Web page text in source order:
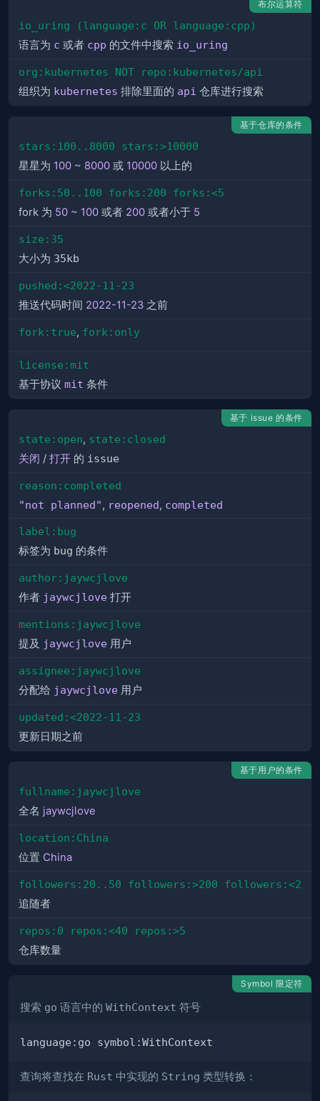
布尔运算符
io_uring (language:c OR language:cpp)
语言为 c 或者 cpp 的文件中搜索 io_uring
org:kubernetes NOT repo:kubernetes/api
组织为 kubernetes 排除里面的 api 仓库进行搜索
基于仓库的条件
stars:100..8000 stars:>10000
星星为 100 ~ 8000 或 10000 以上的
forks:50..100 forks:200 forks:<5
fork 为 50 ~ 100 或者 200 或者小于 5
size:35
大小为 35kb
pushed:<2022-11-23
推送代码时间 2022-11-23 之前
fork:true, fork:only
license:mit
基于协议 mit 条件
基于 issue 的条件
state:open, state:closed
关闭 / 打开 的 issue
reason:completed
"not planned", reopened, completed
label:bug
标签为 bug 的条件
author:jaywcjlove
作者 jaywcjlove 打开
mentions:jaywcjlove
提及 jaywcjlove 用户
assignee:jaywcjlove
分配给 jaywcjlove 用户
updated:<2022-11-23
更新日期之前
基于用户的条件
fullname:jaywcjlove
全名 jaywcjlove
location:China
位置 China
followers:20..50 followers:>200 followers:<2
追随者
repos:0 repos:<40 repos:>5
仓库数量
Symbol 限定符
搜索 go 语言中的 WithContext 符号
查询将查找在 Rust 中实现的 String 类型转换：